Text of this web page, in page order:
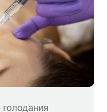
голодания